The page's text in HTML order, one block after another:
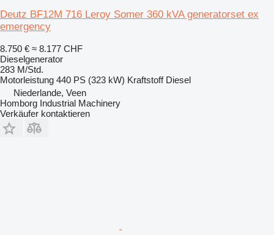
Deutz BF12M 716 Leroy Somer 360 kVA generatorset ex
emergency
8.750 € ≈ 8.177 CHF
Dieselgenerator
283 M/Std.
Motorleistung 440 PS (323 kW) Kraftstoff Diesel
Niederlande, Veen
Homborg Industrial Machinery
Verkäufer kontaktieren